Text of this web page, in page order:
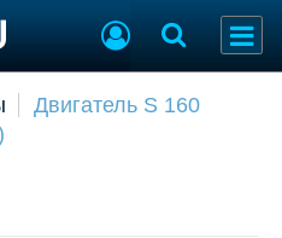
площадка
Двигатель S 160